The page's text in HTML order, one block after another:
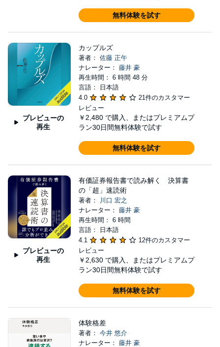
無料体験を試す
プレビューの
再生
カップルズ
著者： 佐藤 正午
ナレーター： 藤井 豪
再生時間： 6 時間 48 分
言語： 日本語
4.0
21件のカスタマー
レビュー
￥2,480 で購入、またはプレミアムプ
ラン30日間無料体験で試す
無料体験を試す
プレビューの
再生
有価証券報告書で読み解く 決算書
の「超」速読術
著者：
川口 宏之
ナレーター： 藤井 豪
再生時間： 6 時間
言語： 日本語
4.1
12件のカスタマー
レビュー
￥2,630 で購入、またはプレミアムプ
ラン30日間無料体験で試す
無料体験を試す
体験格差
著者： 今井 悠介
ナレーター： 藤井 豪